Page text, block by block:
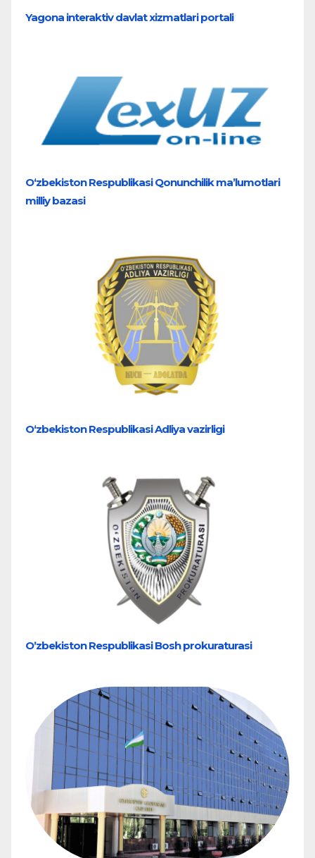
Yagona interaktiv davlat xizmatlari portali
O‘zbekiston Respublikasi Qonunchilik ma’lumotlari
milliy bazasi
O‘zbekiston Respublikasi Adliya vazirligi
Oʼzbekiston Respublikasi Bosh prokuraturasi